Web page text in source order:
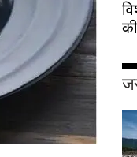
हुई